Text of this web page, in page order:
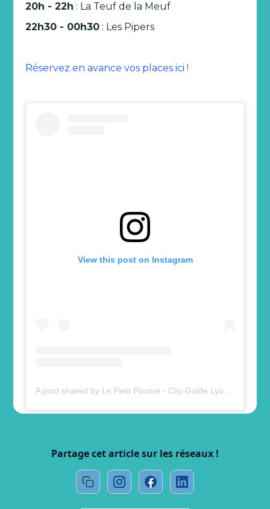
20h - 22h : La Teuf de la Meuf
22h30 - 00h30 : Les Pipers
Réservez en avance vos places ici !
View this post on Instagram
Partage cet article sur les réseaux !